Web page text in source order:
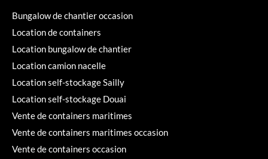
Bungalow de chantier occasion
Location de containers
Location bungalow de chantier
Location camion nacelle
Location self-stockage Sailly
Location self-stockage Douai
Vente de containers maritimes
Vente de containers maritimes occasion
Vente de containers occasion